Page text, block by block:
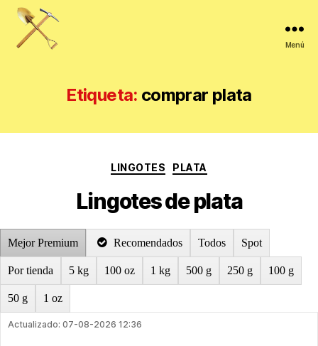
Menú
Etiqueta: comprar plata
Categorías
LINGOTES PLATA
Lingotes de plata
Mejor Premium Recomendados Todos Spot
Por tienda 5 kg 100 oz 1 kg 500 g 250 g 100 g
50 g 1 oz
Actualizado: 07-08-2026 12:36